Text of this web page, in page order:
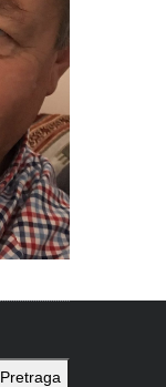
Pretraga